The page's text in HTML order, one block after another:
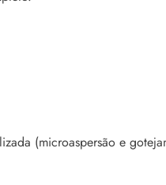
(microaspersão e